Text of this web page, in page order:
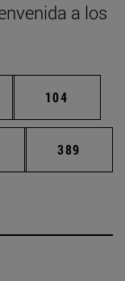
a los
intermedias
Página
104
Páginas intermedias
Página
389